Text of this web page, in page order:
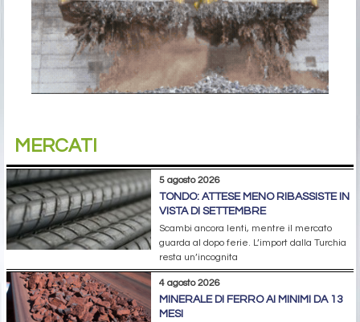
MERCATI
5 agosto 2026
TONDO: ATTESE MENO RIBASSISTE IN
VISTA DI SETTEMBRE
Scambi ancora lenti, mentre il mercato
guarda al dopo ferie. L’import dalla Turchia
resta un’incognita
4 agosto 2026
MINERALE DI FERRO AI MINIMI DA 13
MESI